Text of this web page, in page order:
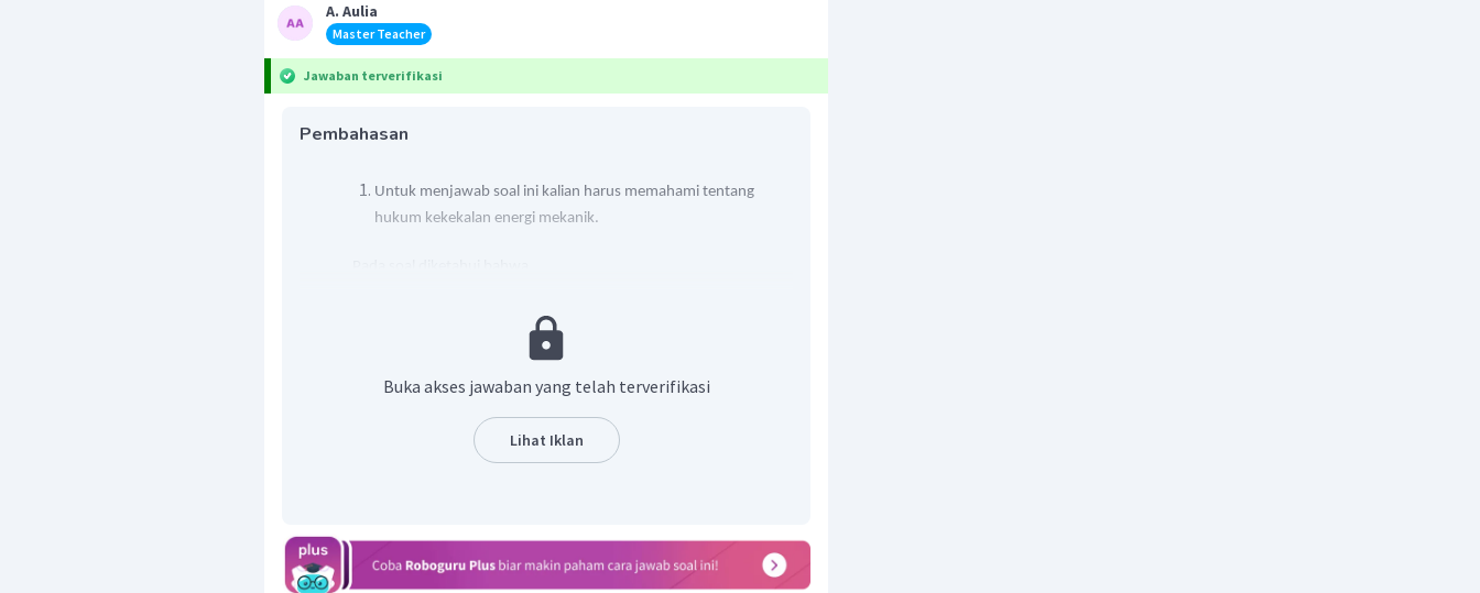
A. Aulia
Master Teacher
Jawaban terverifikasi
Pembahasan
Untuk menjawab soal ini kalian harus memahami tentang
hukum kekekalan energi mekanik.
Kecepatan benda dilempar:
maksimumnya, maka energi kinetik benda saat itu juga setengah
dari energi kinetik maksimum.
Perlu diketahui bahwa
Buka akses jawaban yang telah terverifikasi
Lihat Iklan